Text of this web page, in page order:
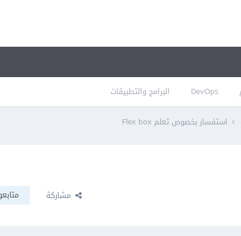
DevOps البرامج والتطبيقات
استفسار بخصوص تعلم Flex box
مشاركة